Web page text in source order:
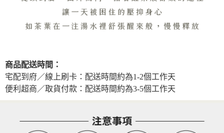
商品配送時間：
宅配到府／線上刷卡：配送時間約為1-2個工作天
便利超商／取貨付款：配送時間約為3-5個工作天